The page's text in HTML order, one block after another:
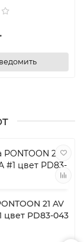
21 AV
цвет PD83-043